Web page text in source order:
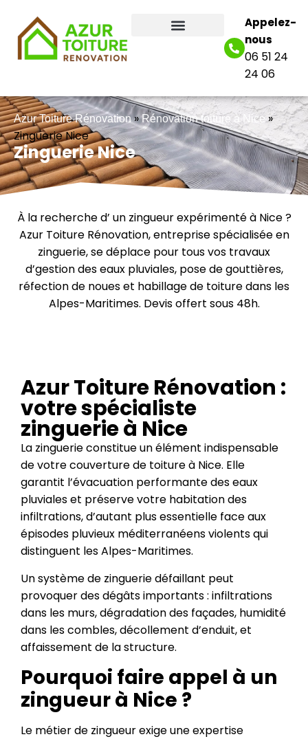
Appelez-
nous
06 51 24
24 06
Azur Toiture Rénovation»Rénovation toiture à Nice»
Zinguerie Nice
Zinguerie Nice
À la recherche d’ un zingueur expérimenté à Nice ?
Azur Toiture Rénovation, entreprise spécialisée en
zinguerie, se déplace pour tous vos travaux
d’gestion des eaux pluviales, pose de gouttières,
réfection de noues et habillage de toiture dans les
Alpes-Maritimes. Devis offert sous 48h.
Azur Toiture Rénovation :
votre spécialiste
zinguerie à Nice
La zinguerie constitue un élément indispensable
de votre couverture de toiture à Nice. Elle
garantit l’évacuation performante des eaux
pluviales et préserve votre habitation des
infiltrations, d’autant plus essentielle face aux
épisodes pluvieux méditerranéens violents qui
distinguent les Alpes-Maritimes.
Un système de zinguerie défaillant peut
provoquer des dégâts importants : infiltrations
dans les murs, dégradation des façades, humidité
dans les combles, décollement d’enduit, et
affaissement de la structure.
Pourquoi faire appel à un
zingueur à Nice ?
Le métier de zingueur exige une expertise